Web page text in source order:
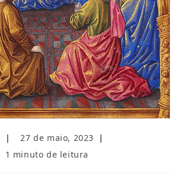
Post
27 de maio, 2023
Tempo
1 minuto de leitura